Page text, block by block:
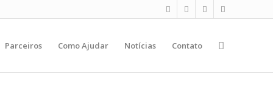
Parceiros Como Ajudar Notícias Contato